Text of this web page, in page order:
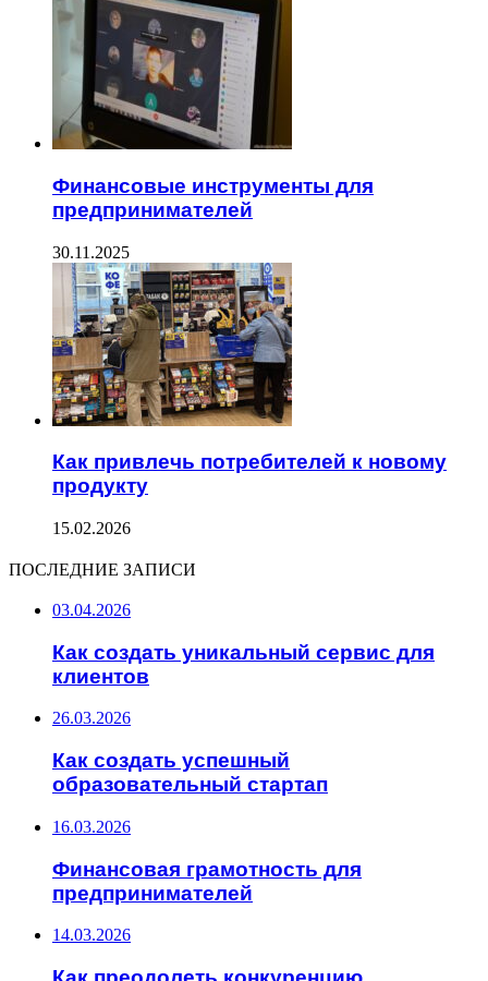
Финансовые инструменты для
предпринимателей
30.11.2025
Как привлечь потребителей к новому
продукту
15.02.2026
ПОСЛЕДНИЕ ЗАПИСИ
03.04.2026
Как создать уникальный сервис для
клиентов
26.03.2026
Как создать успешный
образовательный стартап
16.03.2026
Финансовая грамотность для
предпринимателей
14.03.2026